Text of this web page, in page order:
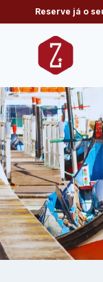
to
content
Reserve já o